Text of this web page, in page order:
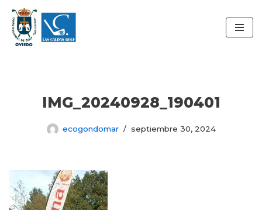
Saltar
al
IMG_20240928_190401
ecogondomar septiembre 30, 2024